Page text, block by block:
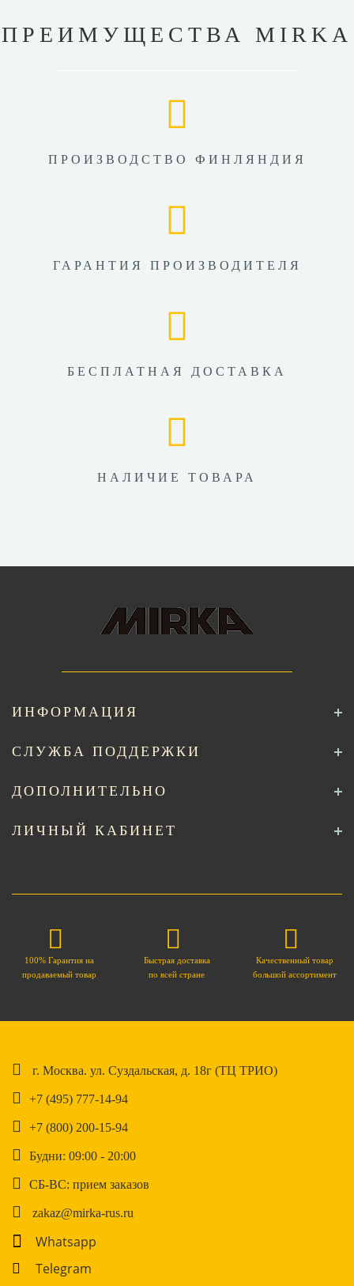
ПРЕИМУЩЕСТВА MIRKA
ПРОИЗВОДСТВО ФИНЛЯНДИЯ
ГАРАНТИЯ ПРОИЗВОДИТЕЛЯ
БЕСПЛАТНАЯ ДОСТАВКА
НАЛИЧИЕ ТОВАРА
ИНФОРМАЦИЯ
СЛУЖБА ПОДДЕРЖКИ
ДОПОЛНИТЕЛЬНО
ЛИЧНЫЙ КАБИНЕТ
100% Гарантия на
продаваемый товар
Быстрая доставка
по всей стране
Качественный товар
большой ассортимент
г. Москва. ул. Суздальская, д. 18г (ТЦ ТРИО)
+7 (495) 777-14-94
+7 (800) 200-15-94
Будни: 09:00 - 20:00
СБ-ВС: прием заказов
zakaz@mirka-rus.ru
Whatsapp
Telegram